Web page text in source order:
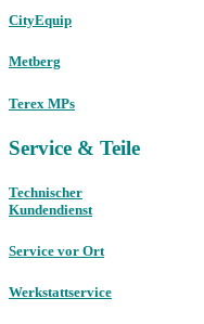
CityEquip
Metberg
Terex MPs
Service & Teile
Technischer
Kundendienst
Service vor Ort
Werkstattservice